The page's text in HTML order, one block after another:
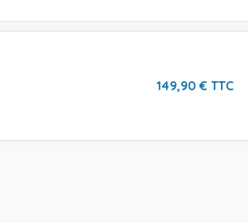
149,90 € TTC